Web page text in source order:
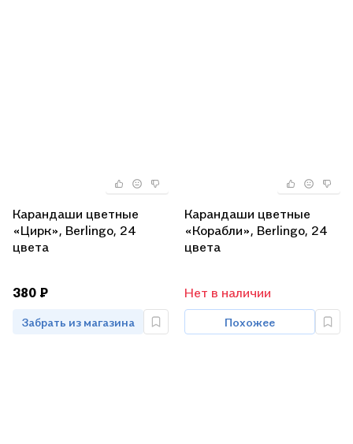
Карандаши цветные
«Цирк», Berlingo, 24
цвета
380 ₽
Забрать из магазина
Карандаши цветные
«Корабли», Berlingo, 24
цвета
Нет в наличии
Похожее